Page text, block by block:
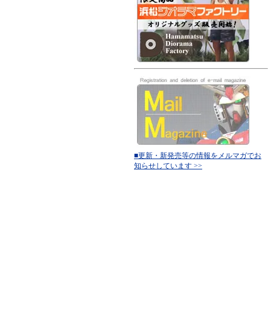
■更新・新発売等の情報をメルマガでお
知らせしています >>